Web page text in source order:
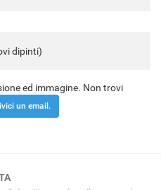
dipinti)
ed immagine. Non trovi
un email.